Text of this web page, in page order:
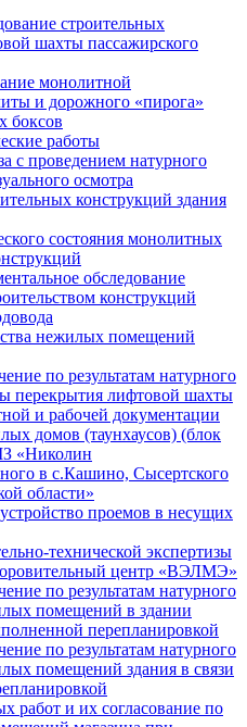
строительных
шахты пассажирского
монолитной
и дорожного «пирога»
боксов
работы
с проведением натурного
осмотра
конструкций здания
состояния монолитных
обследование
конструкций
нежилых помещений
по результатам натурного
перекрытия лифтовой шахты
и рабочей документации
домов (таунхаусов) (блок
«Николин
в с.Кашино, Сысертского
области»
проемов в несущих
технической экспертизы
центр «ВЭЛМЭ»
по результатам натурного
помещений в здании
перепланировкой
по результатам натурного
помещений здания в связи
работ и их согласование по